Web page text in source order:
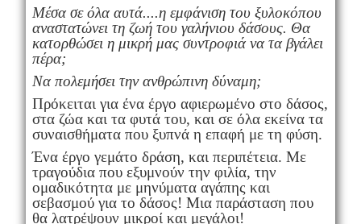
Μέσα σε όλα αυτά....η εμφάνιση του ξυλοκόπου
αναστατώνει τη ζωή του γαλήνιου δάσους. Θα
κατορθώσει η μικρή μας συντροφιά να τα βγάλει
πέρα;
Να πολεμήσει την ανθρώπινη δύναμη;
Πρόκειται για ένα έργο αφιερωμένο στο δάσος,
στα ζώα και τα φυτά του, και σε όλα εκείνα τα
συναισθήματα που ξυπνά η επαφή με τη φύση.
Ένα έργο γεμάτο δράση, και περιπέτεια. Με
τραγούδια που εξυμνούν την φιλία, την
ομαδικότητα με μηνύματα αγάπης και
σεβασμού για το δάσος! Μια παράσταση που
θα λατρέψουν μικροί και μεγάλοι!